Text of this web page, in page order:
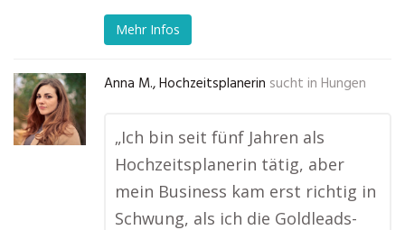
Mehr Infos
Anna M., Hochzeitsplanerin sucht in Hungen
„Ich bin seit fünf Jahren als
Hochzeitsplanerin tätig, aber
mein Business kam erst richtig in
Schwung, als ich die Goldleads-